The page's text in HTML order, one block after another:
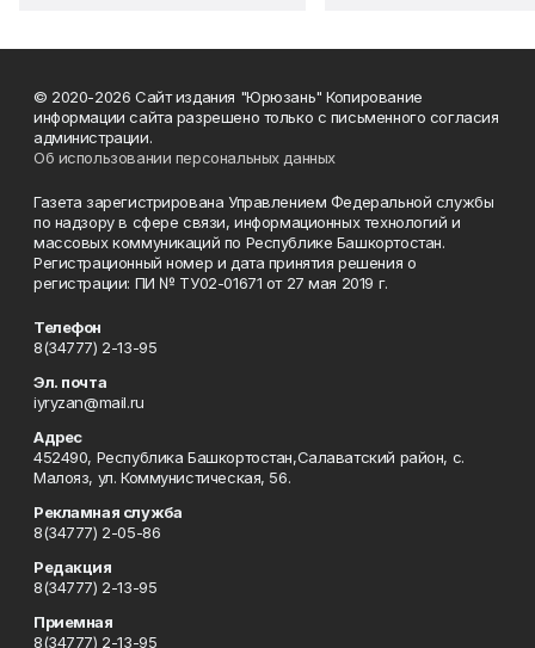
© 2020-2026 Сайт издания "Юрюзань" Копирование
информации сайта разрешено только с письменного согласия
администрации.
Об использовании персональных данных
Газета зарегистрирована Управлением Федеральной службы
по надзору в сфере связи, информационных технологий и
массовых коммуникаций по Республике Башкортостан.
Регистрационный номер и дата принятия решения о
регистрации: ПИ № ТУ02-01671 от 27 мая 2019 г.
Телефон
8(34777) 2-13-95
Эл. почта
iyryzan@mail.ru
Адрес
452490, Республика Башкортостан,Салаватский район, с.
Малояз, ул. Коммунистическая, 56.
Рекламная служба
8(34777) 2-05-86
Редакция
8(34777) 2-13-95
Приемная
8(34777) 2-13-95